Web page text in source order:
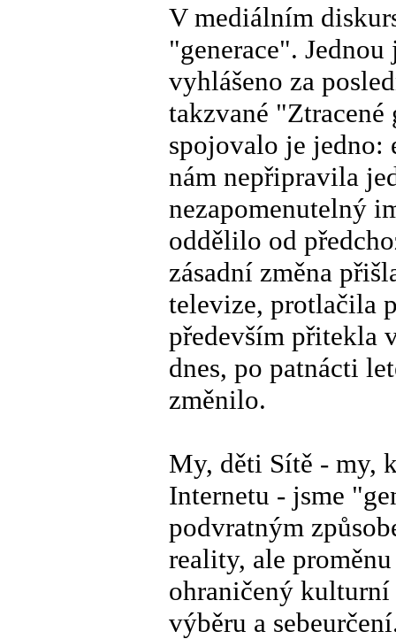
V mediálním
"generace".
vyhlášeno za
takzvané
spojovalo je jedno:
nám nepřipravila
nezapomenutelný
oddělilo od
zásadní změna
televize, protlačila
především přitekla
dnes, po patnácti
změnilo.
My, děti Sítě - my,
Internetu - jsme
podvratným
reality, ale
ohraničený
výběru a